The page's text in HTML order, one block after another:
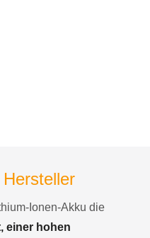
Ionen-Akku die
einer hohen